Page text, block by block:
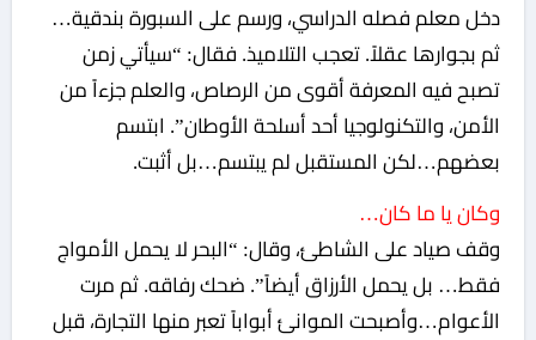
دخل معلم فصله الدراسي، ورسم على السبورة بندقية…
ثم بجوارها عقلاً. تعجب التلاميذ. فقال: “سيأتي زمن
تصبح فيه المعرفة أقوى من الرصاص، والعلم جزءاً من
الأمن، والتكنولوجيا أحد أسلحة الأوطان”. ابتسم
بعضهم…لكن المستقبل لم يبتسم…بل أثبت.
وكان يا ما كان…
وقف صياد على الشاطئ، وقال: “البحر لا يحمل الأمواج
فقط… بل يحمل الأرزاق أيضاً”. ضحك رفاقه. ثم مرت
الأعوام…وأصبحت الموانئ أبواباً تعبر منها التجارة، قبل